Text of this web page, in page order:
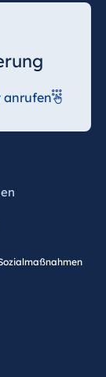
anrufen